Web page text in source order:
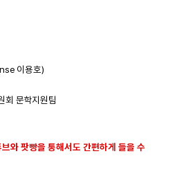
이용호)
회 문학지원팀
와 팟빵을 통해서도 간편하게 들을 수